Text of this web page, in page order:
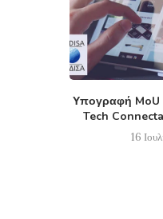
Υπογραφή MoU
Tech
16